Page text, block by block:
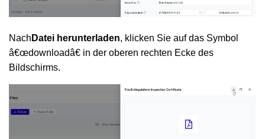
Nach Datei herunterladen, klicken Sie auf das Symbol
â€œdownloadâ€ in der oberen rechten Ecke des
Bildschirms.